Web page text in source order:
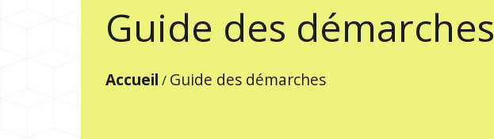
Guide des démarches
Accueil / Guide des démarches